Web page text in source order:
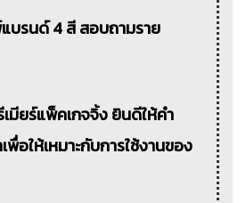
บรนด์ 4 สี สอบถามราย
มียร์แพ็คเกจจิ้ง ยินดีให้คำ
พื่อให้เหมาะกับการใช้งานของ